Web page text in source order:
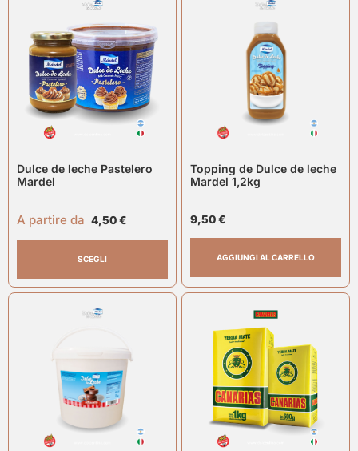
Dulce de leche Pastelero
Mardel
A partire da 4,50€
SCEGLI
Topping de Dulce de leche
Mardel 1,2kg
9,50€
AGGIUNGI AL CARRELLO